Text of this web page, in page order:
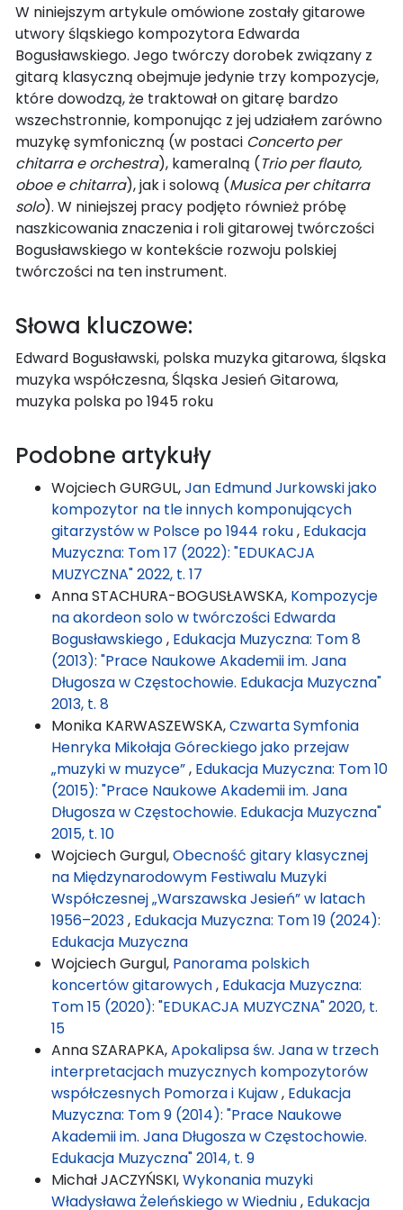
W niniejszym artykule omówione zostały gitarowe
utwory śląskiego kompozytora Edwarda
Bogusławskiego. Jego twórczy dorobek związany z
gitarą klasyczną obejmuje jedynie trzy kompozycje,
które dowodzą, że traktował on gitarę bardzo
wszechstronnie, komponując z jej udziałem zarówno
muzykę symfoniczną (w postaci Concerto per
chitarra e orchestra), kameralną (Trio per flauto,
oboe e chitarra), jak i solową (Musica per chitarra
solo). W niniejszej pracy podjęto również próbę
naszkicowania znaczenia i roli gitarowej twórczości
Bogusławskiego w kontekście rozwoju polskiej
twórczości na ten instrument.
Słowa kluczowe:
Edward Bogusławski, polska muzyka gitarowa, śląska
muzyka współczesna, Śląska Jesień Gitarowa,
muzyka polska po 1945 roku
Podobne artykuły
Wojciech GURGUL,Jan Edmund Jurkowski jako
kompozytor na tle innych komponujących
gitarzystów w Polsce po 1944 roku, Edukacja
Muzyczna: Tom 17 (2022): "EDUKACJA
MUZYCZNA" 2022, t. 17
Anna STACHURA-BOGUSŁAWSKA, Kompozycje
na akordeon solo w twórczości Edwarda
Bogusławskiego, Edukacja Muzyczna: Tom 8
(2013): "Prace Naukowe Akademii im. Jana
Długosza w Częstochowie. Edukacja Muzyczna"
2013, t. 8
Monika KARWASZEWSKA,Czwarta Symfonia
Henryka Mikołaja Góreckiego jako przejaw
„muzyki w muzyce”, Edukacja Muzyczna: Tom 10
(2015): "Prace Naukowe Akademii im. Jana
Długosza w Częstochowie. Edukacja Muzyczna"
2015, t. 10
Wojciech Gurgul,Obecność gitary klasycznej
na Międzynarodowym Festiwalu Muzyki
Współczesnej „Warszawska Jesień” w latach
1956–2023, Edukacja Muzyczna: Tom 19 (2024):
Edukacja Muzyczna
Wojciech Gurgul, Panorama polskich
koncertów gitarowych, Edukacja Muzyczna:
Tom 15 (2020): "EDUKACJA MUZYCZNA" 2020, t.
15
Anna SZARAPKA,Apokalipsa św. Jana w trzech
interpretacjach muzycznych kompozytorów
współczesnych Pomorza i Kujaw, Edukacja
Muzyczna: Tom 9 (2014): "Prace Naukowe
Akademii im. Jana Długosza w Częstochowie.
Edukacja Muzyczna" 2014, t. 9
Michał JACZYŃSKI,Wykonania muzyki
Władysława Żeleńskiego w Wiedniu, Edukacja